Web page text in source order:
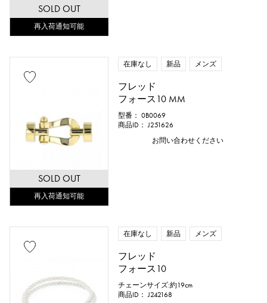
SOLD OUT
再入荷通知可能
SOLD OUT
再入荷通知可能
在庫なし 新品 メンズ
フレッド
フォース10 MM
型番： 0B0069
商品ID： J251626
お問い合わせください
在庫なし 新品 メンズ
フレッド
フォース10
チェーンサイズ:約19cm
商品ID： J242168